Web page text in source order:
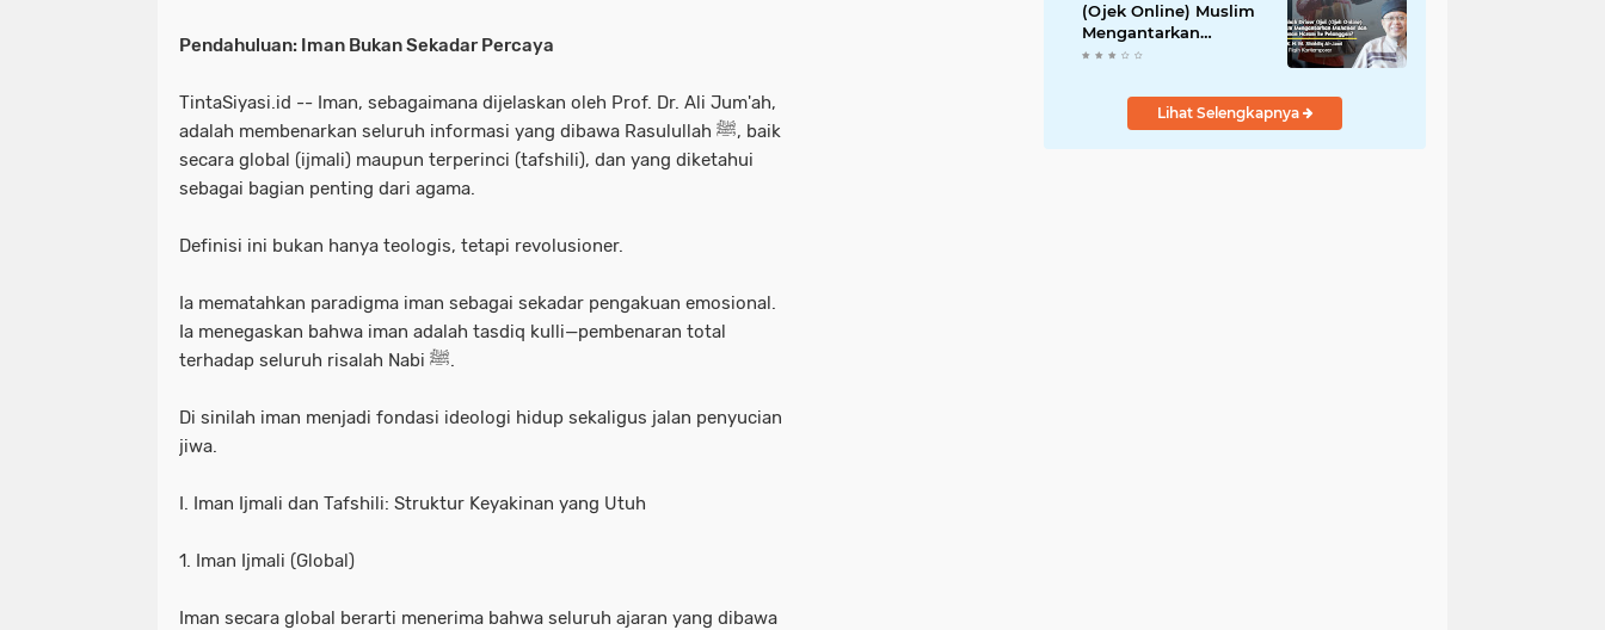
Pendahuluan: Iman Bukan Sekadar Percaya
TintaSiyasi.id -- Iman, sebagaimana dijelaskan oleh Prof. Dr. Ali Jum'ah,
adalah membenarkan seluruh informasi yang dibawa Rasulullah ﷺ, baik
secara global (ijmali) maupun terperinci (tafshili), dan yang diketahui
sebagai bagian penting dari agama.
Definisi ini bukan hanya teologis, tetapi revolusioner.
Ia mematahkan paradigma iman sebagai sekadar pengakuan emosional.
Ia menegaskan bahwa iman adalah tasdiq kulli—pembenaran total
terhadap seluruh risalah Nabi ﷺ.
Di sinilah iman menjadi fondasi ideologi hidup sekaligus jalan penyucian
jiwa.
I. Iman Ijmali dan Tafshili: Struktur Keyakinan yang Utuh
1. Iman Ijmali (Global)
Iman secara global berarti menerima bahwa seluruh ajaran yang dibawa
(Ojek Online) Muslim
Mengantarkan
Makanan dan
Pelanggan?
Lihat Selengkapnya